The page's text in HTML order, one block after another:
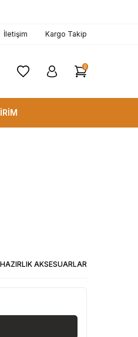
İletişim Kargo Takip
0
HAZIRLIK AKSESUARLAR